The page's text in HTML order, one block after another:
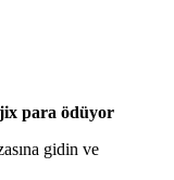
para ödüyor
gidin ve